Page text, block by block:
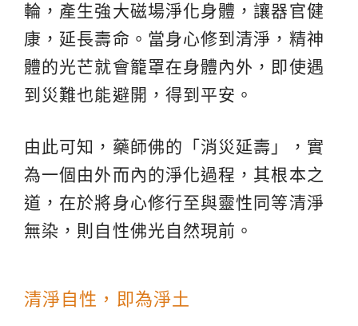
輪，產生強大磁場淨化身體，讓器官健
康，延長壽命。當身心修到清淨，精神
體的光芒就會籠罩在身體內外，即使遇
到災難也能避開，得到平安。
由此可知，藥師佛的「消災延壽」，實
為一個由外而內的淨化過程，其根本之
道，在於將身心修行至與靈性同等清淨
無染，則自性佛光自然現前。
清淨自性，即為淨土